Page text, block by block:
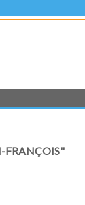
FRANÇOIS"